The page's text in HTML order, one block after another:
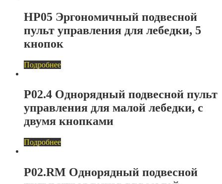
HP05 Эргономичный подвесной
пульт управления для лебедки, 5
кнопок
Подробнее
P02.4 Однорядный подвесной пульт
управления для малой лебедки, с
двумя кнопками
Подробнее
P02.RM Однорядный подвесной